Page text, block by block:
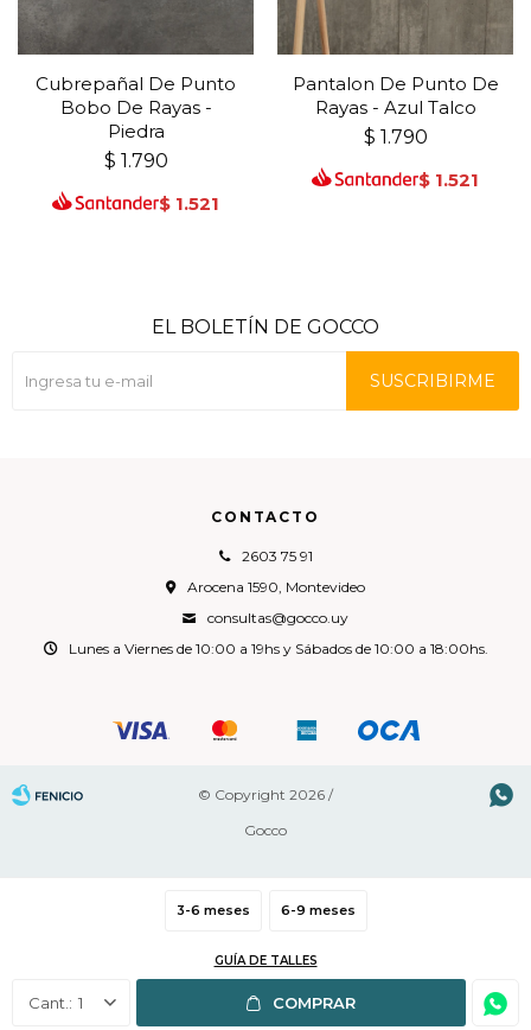
3-6 meses 6-9 meses
GUÍA DE TALLES
1 COMPRAR
Cubrepañal De Punto
Bobo De Rayas -
Piedra
$ 1.790
$ 1.521
Pantalon De Punto De
Rayas - Azul Talco
$ 1.790
$ 1.521
CONTACTO
2603 75 91
Arocena 1590, Montevideo
consultas@gocco.uy
Lunes a Viernes de 10:00 a 19hs y Sábados de 10:00 a 18:00hs.
EL BOLETÍN DE GOCCO
SUSCRIBIRME
© Copyright 2026 /
Gocco
